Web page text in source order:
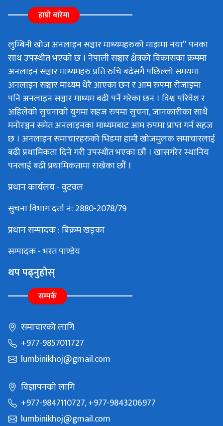
हाम्रो बारेमा
लुम्बिनी खोज अनलाइन सञ्चार माध्यमहरुको माझमा नया“ पनका
साथ उपस्थीत भएको छ । नेपाली सञ्चार क्षेत्रको विकासका क्रममा
अनलाइन सञ्चार माध्यमहरु प्रति रुचि बढेसगै पछिल्लो समयमा
अनलाइन सञ्चार माध्यम धेरै आएका छन र आम रुपमा रोजाइमा
पनि अनलाइन सञ्चार माध्यम बढी पर्ने गरेका छन । विश्व परिवेश र
अहिलेको सुचनाको युगमा सहज रुपमा सुचना, जानकारीका साथै
मनोरञ्जन समेत अनलाइनका माध्यमबाट आम रुपमा प्राप्त गर्न सहज
छ । अनलाइन समाचारहरुको भिडमा हामी खोजमुलक समाचारलाई
बढी प्रथामिकता दिने गरी उपस्थीत भएका छौं । खासगरेर स्थानिय
पनलाई बढी प्रथामिकतामा राखेका छौं ।
प्रधान कार्यलय - वुटवल
सुचना विभाग दर्ता नं: 2880-2078/79
प्रधान सम्पादक : बिक्रम खड्का
सम्पादक - भरत पाण्डेय
थप पढ्नुहोस्
सम्पर्क
समाचारको लागि
+977-9857011727
lumbinikhoj@gmail.com
विज्ञापनको लागि
+977-9847110727, +977-9843206977
lumbinikhoj@gmail.com